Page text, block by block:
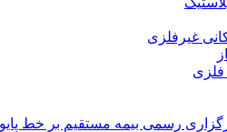
غيرفلزی
فلزی
رسمی بیمه مستقیم بر خط